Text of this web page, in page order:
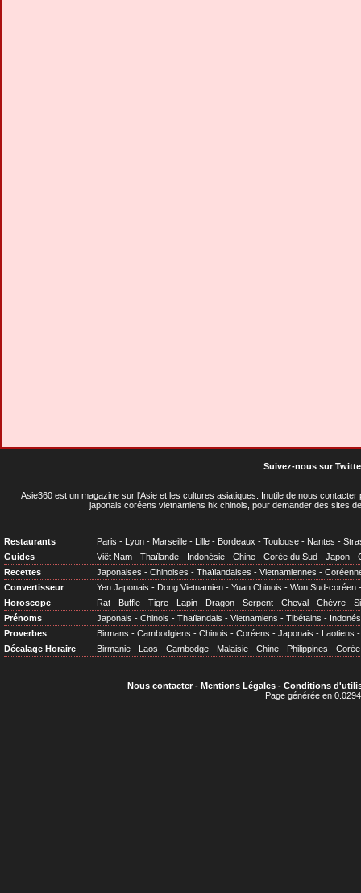
Suivez-nous sur
Asie360 est un magazine sur l'Asie et les cultures asiatiques . Inutile de nous
japonais coréens vietnamiens hk chinois, pour demander des sites
Restaurants Paris - Lyon - Marseille - Lille - Bordeaux - Toulouse - Nantes -
Guides
Viêt Nam - Thaïlande - Indonésie - Chine - Corée du Sud - Japon -
Recettes
Japonaises - Chinoises - Thaïlandaises - Vietnamiennes -
Convertisseur
Yen Japonais - Dong Vietnamien - Yuan Chinois - Won Sud-coréen
Horoscope
Rat - Buffle - Tigre - Lapin - Dragon - Serpent - Cheval - Chèvre -
Prénoms
Japonais - Chinois - Thaïlandais - Vietnamiens - Tibétains -
Proverbes
Birmans - Cambodgiens - Chinois - Coréens - Japonais - Laotiens
Décalage Horaire
Birmanie - Laos - Cambodge - Malaisie - Chine - Philippines - Corée
Nous contacter- Mentions Légales- Conditions
Page générée en